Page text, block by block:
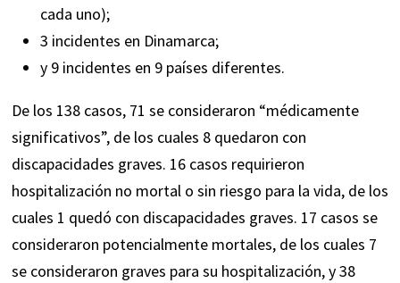
cada uno);
3 incidentes en Dinamarca;
y 9 incidentes en 9 países diferentes.
De los 138 casos, 71 se consideraron “médicamente
significativos”, de los cuales 8 quedaron con
discapacidades graves. 16 casos requirieron
hospitalización no mortal o sin riesgo para la vida, de los
cuales 1 quedó con discapacidades graves. 17 casos se
consideraron potencialmente mortales, de los cuales 7
se consideraron graves para su hospitalización, y 38